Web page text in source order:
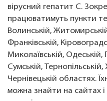
вірусний гепатит С.
працюватимуть пункти
Волинській,
Франківській,
Миколаївській, Одеській,
Сумській,
Чернівецькій областях.
можна знайти на сайтах і